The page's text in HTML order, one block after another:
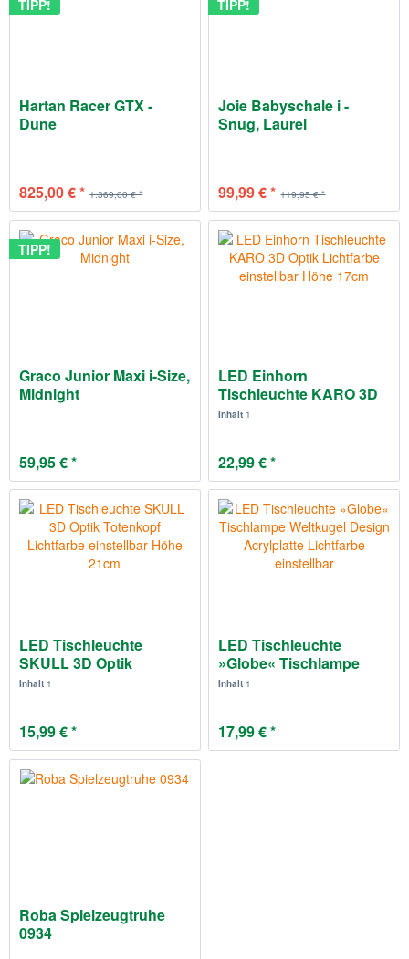
TIPP!
Hartan Racer GTX -
Dune
1.369,00 € *
825,00 € *
TIPP!
Joie Babyschale i -
Snug, Laurel
119,95 € *
99,99 € *
TIPP!
Graco Junior Maxi i-Size,
Midnight
59,95 € *
LED Einhorn
Tischleuchte KARO 3D
Optik...
Inhalt 1
22,99 € *
LED Tischleuchte
SKULL 3D Optik
Totenkopf...
Inhalt 1
15,99 € *
LED Tischleuchte
»Globe« Tischlampe
Weltkugel...
Inhalt 1
17,99 € *
Roba Spielzeugtruhe
0934